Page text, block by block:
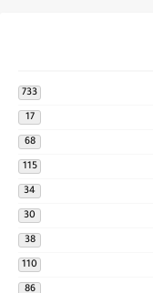
733
17
68
115
34
30
38
110
86